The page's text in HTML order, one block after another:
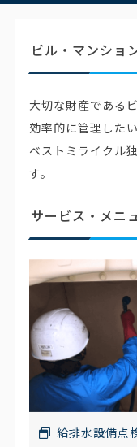
ビル・マンショ
大切な財産である
効率的に管理した
ベストミライクル
す。
サービス・メニ
給排水設備点